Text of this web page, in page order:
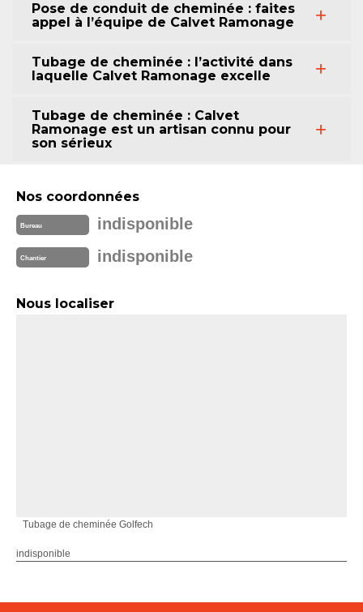
Pose de conduit de cheminée : faites
appel à l’équipe de Calvet Ramonage
Tubage de cheminée : l’activité dans
laquelle Calvet Ramonage excelle
Tubage de cheminée : Calvet
Ramonage est un artisan connu pour
son sérieux
Nos coordonnées
Bureau indisponible
Chantier indisponible
Nous localiser
Tubage de cheminée Golfech
indisponible